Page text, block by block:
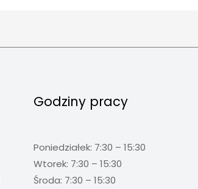
Godziny pracy
Poniedziałek: 7:30 – 15:30
Wtorek: 7:30 – 15:30
Środa: 7:30 – 15:30